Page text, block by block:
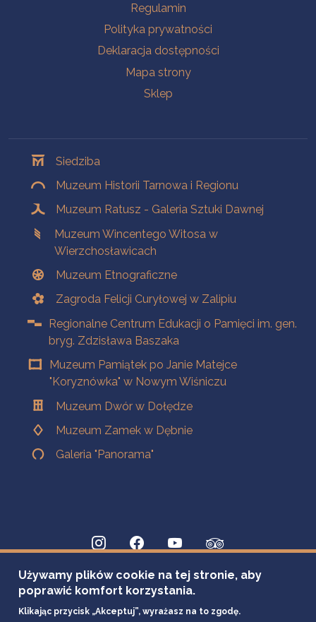
Regulamin
Polityka prywatności
Deklaracja dostępności
Mapa strony
Sklep
Siedziba
Muzeum Historii Tarnowa i Regionu
Muzeum Ratusz - Galeria Sztuki Dawnej
Muzeum Wincentego Witosa w
Wierzchosławicach
Muzeum Etnograficzne
Zagroda Felicji Curyłowej w Zalipiu
Regionalne Centrum Edukacji o Pamięci im. gen.
bryg. Zdzisława Baszaka
Muzeum Pamiątek po Janie Matejce
"Koryznówka" w Nowym Wiśniczu
Muzeum Dwór w Dołędze
Muzeum Zamek w Dębnie
Galeria "Panorama"
Używamy plików cookie na tej stronie, aby
poprawić komfort korzystania.
Klikając przycisk „Akceptuj”, wyrażasz na to zgodę.